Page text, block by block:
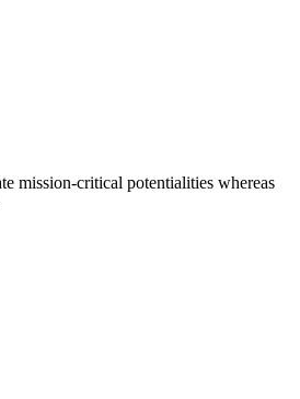
mission-critical potentialities whereas